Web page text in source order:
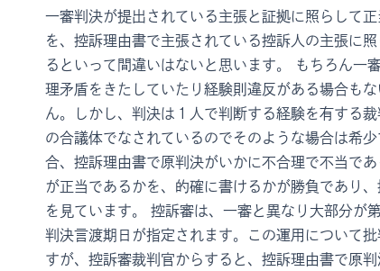
一審判決が提出されている主張と証拠に照らして
を、控訴理由書で主張されている控訴人の主張に
るといって間違いはないと思います。 もちろん一
理矛盾をきたしていたり経験則違反がある場合も
ん。しかし、判決は１人で判断する経験を有する
の合議体でなされているのでそのような場合は希
合、控訴理由書で原判決がいかに不合理で不当で
が正当であるかを、的確に書けるかが勝負であり
を見ています。 控訴審は、一審と異なり大部分が
判決言渡期日が指定されます。この運用について
すが、控訴審裁判官からすると、控訴理由書で原